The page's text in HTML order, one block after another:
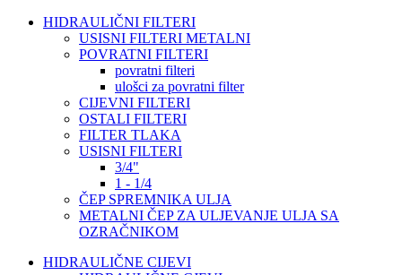
HIDRAULIČNI FILTERI
USISNI FILTERI METALNI
POVRATNI FILTERI
povratni filteri
ulošci za povratni filter
CIJEVNI FILTERI
OSTALI FILTERI
FILTER TLAKA
USISNI FILTERI
3/4"
1 - 1/4
ČEP SPREMNIKA ULJA
METALNI ČEP ZA ULJEVANJE ULJA SA
OZRAČNIKOM
HIDRAULIČNE CIJEVI